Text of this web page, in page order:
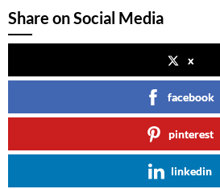
Share on Social Media
x
facebook
pinterest
linkedin